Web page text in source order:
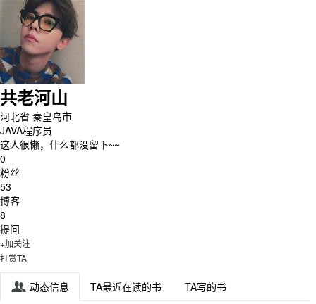
共老河山
河北省 秦皇岛市
JAVA程序员
这人很懒，什么都没留下~~
0
粉丝
53
博客
8
提问
+加关注
打赏TA
 动态信息 TA最近在读的书 TA写的书